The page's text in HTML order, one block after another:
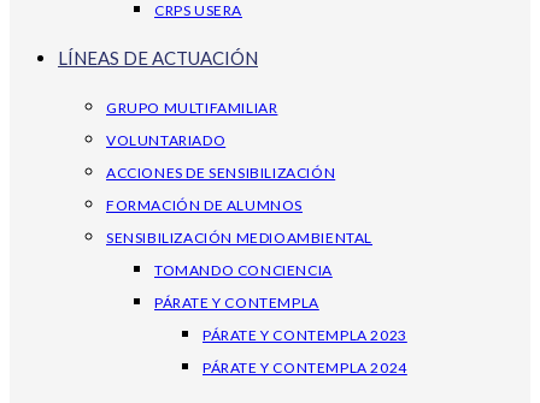
CRPS USERA
LÍNEAS DE ACTUACIÓN
GRUPO MULTIFAMILIAR
VOLUNTARIADO
ACCIONES DE SENSIBILIZACIÓN
FORMACIÓN DE ALUMNOS
SENSIBILIZACIÓN MEDIOAMBIENTAL
TOMANDO CONCIENCIA
PÁRATE Y CONTEMPLA
PÁRATE Y CONTEMPLA 2023
PÁRATE Y CONTEMPLA 2024